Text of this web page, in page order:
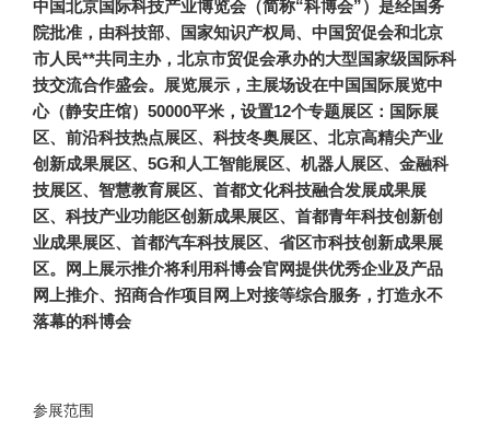
中国北京国际科技产业博览会（简称“科博会”）是经国务
院批准，由科技部、国家知识产权局、中国贸促会和北京
市人民**共同主办，北京市贸促会承办的大型国家级国际科
技交流合作盛会。展览展示，主展场设在中国国际展览中
心（静安庄馆）50000平米，设置12个专题展区：国际展
区、前沿科技热点展区、科技冬奥展区、北京高精尖产业
创新成果展区、5G和人工智能展区、机器人展区、金融科
技展区、智慧教育展区、首都文化科技融合发展成果展
区、科技产业功能区创新成果展区、首都青年科技创新创
业成果展区、首都汽车科技展区、省区市科技创新成果展
区。网上展示推介将利用科博会官网提供优秀企业及产品
网上推介、招商合作项目网上对接等综合服务，打造永不
落幕的科博会
参展范围